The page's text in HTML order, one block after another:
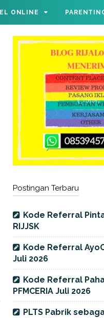
ONLINE
Postingan Terbaru
Kode Referral
RIJJSK
Kode Referral
Juli 2026
Kode Referral
PFMCERIA Juli 2026
PLTS Pabrik